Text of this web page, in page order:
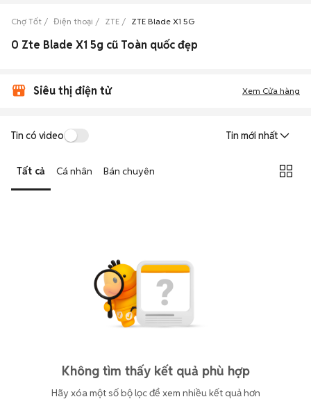
Chợ Tốt Điện thoại ZTE ZTE Blade X1 5G
0 Zte Blade X1 5g cũ Toàn quốc đẹp
Siêu thị điện tử Xem Cửa hàng
Tin có video Tin mới nhất
Tất cả Cá nhân Bán chuyên
Không tìm thấy kết quả phù hợp
Hãy xóa một số bộ lọc để xem nhiều kết quả hơn